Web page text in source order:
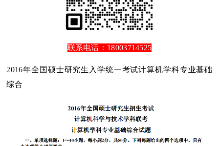
联系电话：18003714525
2016年全国硕士研究生入学统一考试计算机学科专业基础
综合